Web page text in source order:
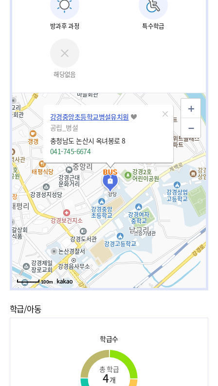
방과후 과정 특수학급
해당없음
강경중앙초등학교병설유치원
공립_병설
충청남도 논산시 옥녀봉로 8
041-745-6674
100m
학급/아동
학급수
총 학급
4개